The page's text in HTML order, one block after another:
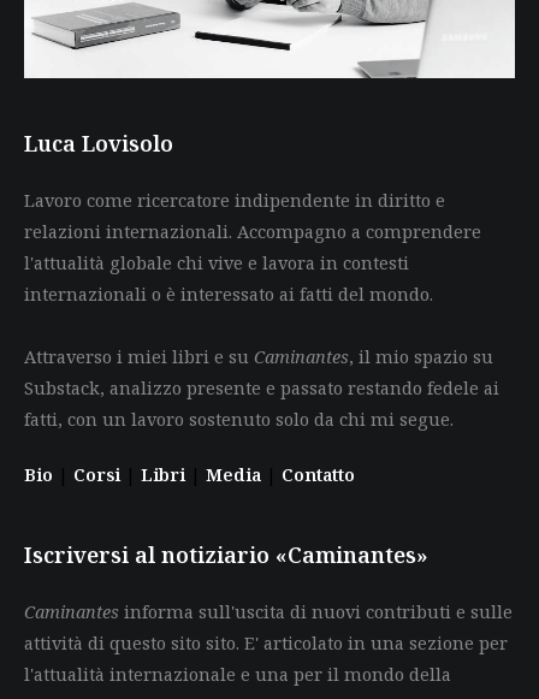
Luca Lovisolo
Lavoro come ricercatore indipendente in diritto e
relazioni internazionali. Accompagno a comprendere
l'attualità globale chi vive e lavora in contesti
internazionali o è interessato ai fatti del mondo.
Attraverso i miei libri e su Caminantes, il mio spazio su
Substack, analizzo presente e passato restando fedele ai
fatti, con un lavoro sostenuto solo da chi mi segue.
Bio | Corsi | Libri | Media | Contatto
Iscriversi al notiziario «Caminantes»
Caminantes informa sull'uscita di nuovi contributi e sulle
attività di questo sito sito. E' articolato in una sezione per
l'attualità internazionale e una per il mondo della